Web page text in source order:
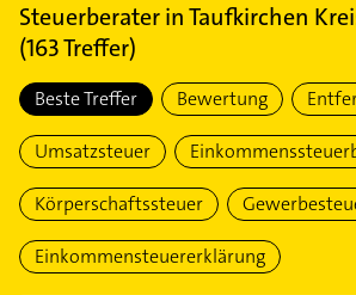
SteuerberaterinTaufkirchen
(163Treffer)
Beste Treffer Bewertung
Umsatzsteuer
Körperschaftssteuer
Einkommensteuererklärung